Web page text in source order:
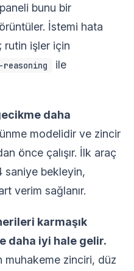
bunu bir
İstemi hata
rutin işler için
ile
daha
modelidir ve zincir
önce çalışır. İlk araç
saniye bekleyin,
verim sağlanır.
karmaşık
daha iyi hale gelir.
muhakeme zinciri, düz